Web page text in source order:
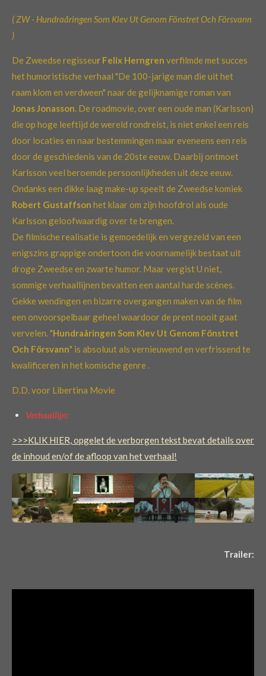
( ZW - Hundraåringen Som Klev Ut Genom Fönstret Och Försvann
)
De Zweedse regisseur Felix Herngren verfilmde met succes
het humoristische verhaal "De 100-jarige man die uit het
raam klom en verdween" naar de gelijknamige roman van
Jonas Jonasson . De roadmovie, over een oude man (Karlsson)
die op hoge leeftijd de wereld rondreist, is niet enkel een reis
door locaties en naar bestemmingen maar eveneens een reis
door de geschiedenis van de 20ste eeuw. Daarbij ontmoet
Karlsson veel beroemde persoonlijkheden uit deze eeuw.
Ondanks een dikke laag make-up speelt de Zweedse komiek
Robert Gustaffson het klaar om zijn hoofdrol als oude
Karlsson geloofwaardig over te brengen.
De filmische realisatie is gemoedelijk en vergezeld van een
enigszins grappige ondertoon die voornamelijk bestaat uit
droge Zweedse en zwarte humor. Maar vergist U niet,
sommige verhaallijnen bevatten een aantal harde scènes.
Gekke wendingen en bizarre overgangen maken van de film
een onvoorspelbaar geheel waardoor de prent nooit gaat
vervelen. "Hundraåringen Som Klev Ut Genom Fönstret
Och Försvann" is absoluut als vernieuwend en verfrissend te
kwalificeren in het komische genre .
D.D. voor Libertina Movie
Verhaallijn:
>>>KLIK HIER, opgelet de verborgen tekst bevat details over
de inhoud en/of de afloop van het verhaal!
Trailer: